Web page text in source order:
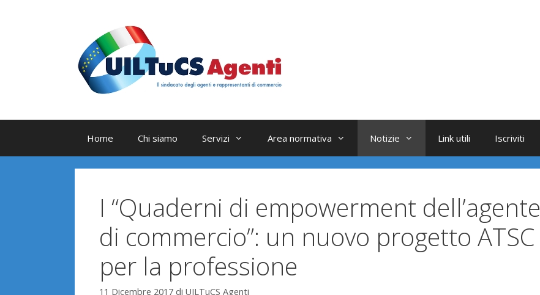
Home Chi siamo Servizi Area normativa Notizie Link utili Iscriviti
I “Quaderni di empowerment dell’agente
di commercio”: un nuovo progetto ATSC
per la professione
11 Dicembre 2017 di UILTuCS Agenti